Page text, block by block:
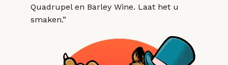
Quadrupel en Barley Wine. Laat het u
smaken.”